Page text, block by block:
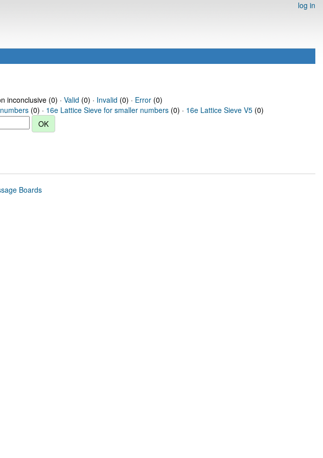
log in
inconclusive (0) · Valid (0) · Invalid (0) · Error(0)
(0) · 16e Lattice Sieve for smaller numbers (0) · 16e Lattice Sieve V5 (0)
Boards